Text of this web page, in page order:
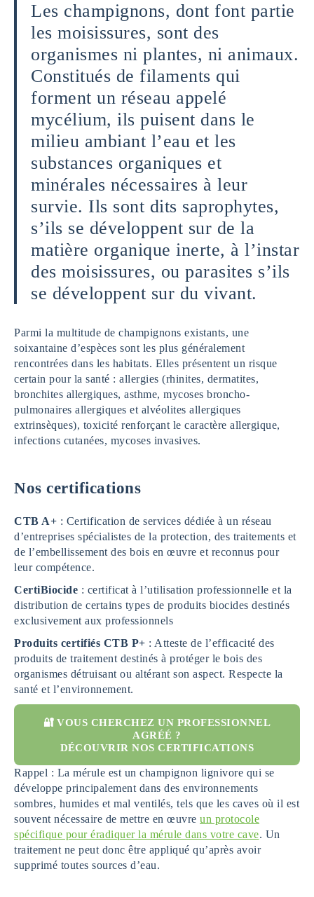
Les champignons, dont font partie
les moisissures, sont des
organismes ni plantes, ni animaux.
Constitués de filaments qui
forment un réseau appelé
mycélium, ils puisent dans le
milieu ambiant l’eau et les
substances organiques et
minérales nécessaires à leur
survie. Ils sont dits saprophytes,
s’ils se développent sur de la
matière organique inerte, à l’instar
des moisissures, ou parasites s’ils
se développent sur du vivant.
Parmi la multitude de champignons existants, une
soixantaine d’espèces sont les plus généralement
rencontrées dans les habitats. Elles présentent un risque
certain pour la santé : allergies (rhinites, dermatites,
bronchites allergiques, asthme, mycoses broncho-
pulmonaires allergiques et alvéolites allergiques
extrinsèques), toxicité renforçant le caractère allergique,
infections cutanées, mycoses invasives.
Nos certifications
CTB A+ : Certification de services dédiée à un réseau
d’entreprises spécialistes de la protection, des traitements et
de l’embellissement des bois en œuvre et reconnus pour
leur compétence.
CertiBiocide : certificat à l’utilisation professionnelle et la
distribution de certains types de produits biocides destinés
exclusivement aux professionnels
Produits certifiés CTB P+ : Atteste de l’efficacité des
produits de traitement destinés à protéger le bois des
organismes détruisant ou altérant son aspect. Respecte la
santé et l’environnement.
🔐 VOUS CHERCHEZ UN PROFESSIONNEL
AGRÉÉ ?
DÉCOUVRIR NOS CERTIFICATIONS
Rappel : La mérule est un champignon lignivore qui se
développe principalement dans des environnements
sombres, humides et mal ventilés, tels que les caves où il est
souvent nécessaire de mettre en œuvre un protocole
spécifique pour éradiquer la mérule dans votre cave. Un
traitement ne peut donc être appliqué qu’après avoir
supprimé toutes sources d’eau.